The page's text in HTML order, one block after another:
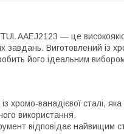
AAEJ2123 — це
завдань. Виготовлений із
робить його ідеальним
хромо-ванадієвої сталі,
використання.
відповідає найвищим